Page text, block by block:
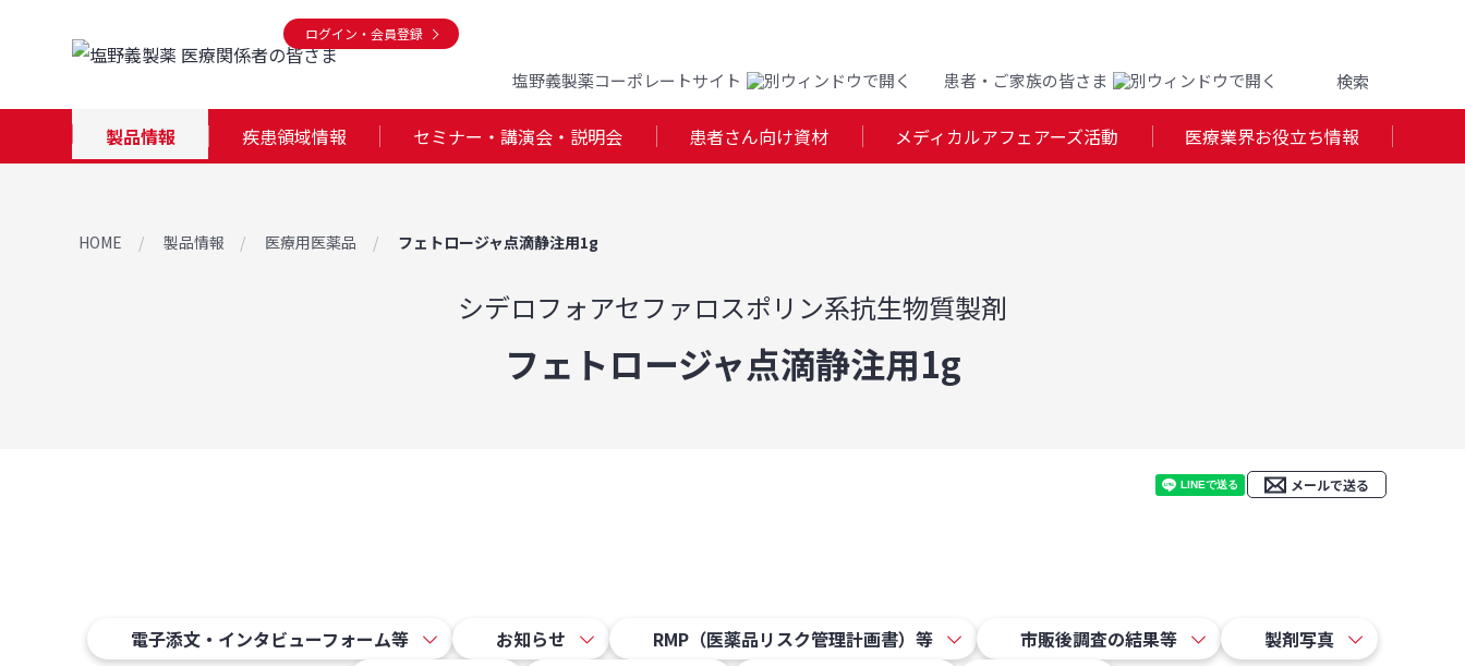
製品情報 疾患領域情報 セミナー・講演会・説明会 患者さん向け資材 メディカルアフェアーズ活動 医療業界お役立ち情報
塩野義製薬コーポレートサイト 患者・ご家族の皆さま
ログイン・会員登録
HOME 製品情報 医療用医薬品 フェトロージャ点滴静注用1g
シデロフォアセファロスポリン系抗生物質製剤
フェトロージャ点滴静注用1g
メールで送る
電子添文・インタビューフォーム等 お知らせ RMP（医薬品リスク管理計画書）等 市販後調査の結果等
製剤写真